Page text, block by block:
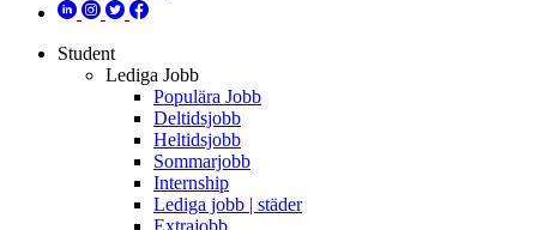
Student
Lediga Jobb
Populära Jobb
Deltidsjobb
Heltidsjobb
Sommarjobb
Internship
Lediga jobb | städer
Extrajobb